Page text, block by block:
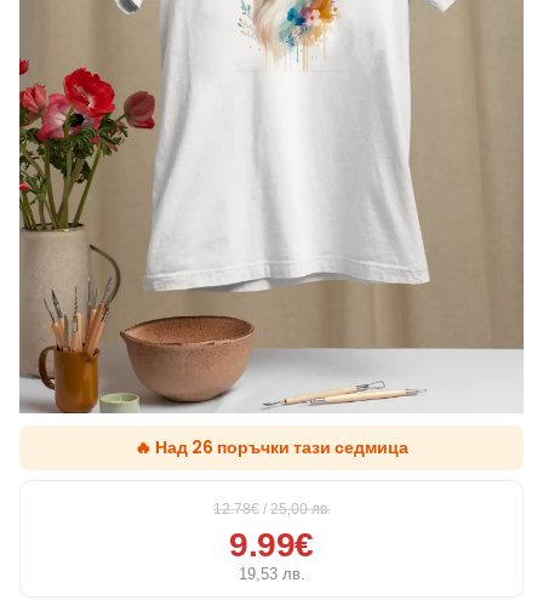
🔥 Над 26 поръчки тази седмица
12.78€ / 25,00лв.
9.99€
19,53 лв.